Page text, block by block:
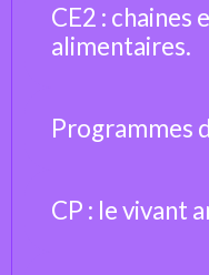
CE2 : chaines
alimentaires.
Programmes
CP : le vivant